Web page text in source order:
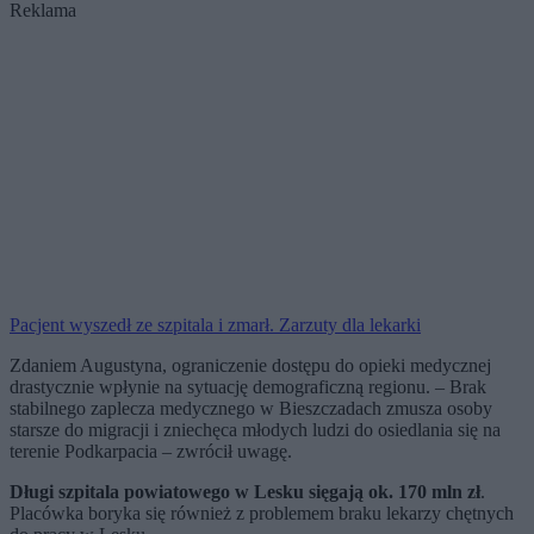
Reklama
Pacjent wyszedł ze szpitala i zmarł. Zarzuty dla lekarki
Zdaniem Augustyna, ograniczenie dostępu do opieki medycznej
drastycznie wpłynie na sytuację demograficzną regionu. – Brak
stabilnego zaplecza medycznego w Bieszczadach zmusza osoby
starsze do migracji i zniechęca młodych ludzi do osiedlania się na
terenie Podkarpacia – zwrócił uwagę.
Długi szpitala powiatowego w Lesku sięgają ok. 170 mln zł.
Placówka boryka się również z problemem braku lekarzy chętnych